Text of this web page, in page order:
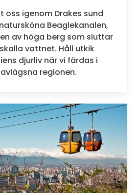
oss igenom Drakes sund
Beaglekanalen,
av höga berg som sluttar
vattnet. Håll utkik
djurliv när vi färdas i
regionen.